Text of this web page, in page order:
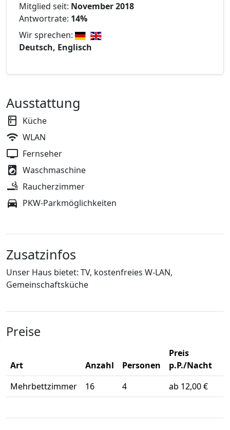
Mitglied seit: November 2018
Antwortrate: 14%
Wir sprechen:
Deutsch, Englisch
Ausstattung
Küche
WLAN
Fernseher
Waschmaschine
Raucherzimmer
PKW-Parkmöglichkeiten
Zusatzinfos
Unser Haus bietet: TV, kostenfreies W-LAN,
Gemeinschaftsküche
Preise
Art Anzahl Personen
Preis
p.P./Nacht
Mehrbettzimmer
16 4 ab 12,00 €